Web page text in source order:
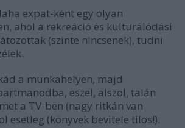
expat-ként egy olyan
ahol a rekreáció és kulturálódási
(szinte nincsenek), tudni
a munkahelyen, majd
eszel, alszol, talán
a TV-ben (nagy ritkán van
esetleg (könyvek bevitele tilos!).